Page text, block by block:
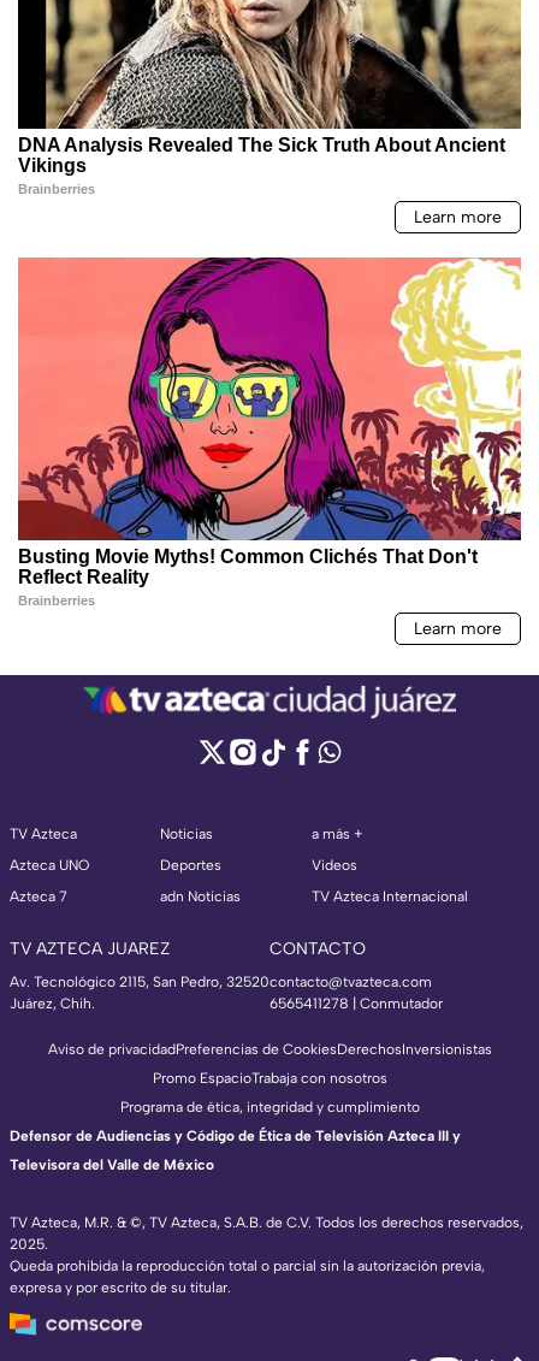
TV Azteca
Azteca UNO
Azteca 7
Noticias
Deportes
adn Noticias
a más +
Videos
TV Azteca Internacional
TV AZTECA JUAREZ
Av. Tecnológico 2115, San Pedro, 32520
Juárez, Chih.
CONTACTO
contacto@tvazteca.com
6565411278 | Conmutador
TV Azteca, M.R. & ©, TV Azteca, S.A.B. de C.V. Todos los derechos reservados,
2025.
Queda prohibida la reproducción total o parcial sin la autorización previa,
expresa y por escrito de su titular.
Aviso de privacidadPreferencias de CookiesDerechosInversionistas
Promo EspacioTrabaja con nosotros
Programa de ética, integridad y cumplimiento
Defensor de Audiencias y Código de Ética de Televisión Azteca III y
Televisora del Valle de México